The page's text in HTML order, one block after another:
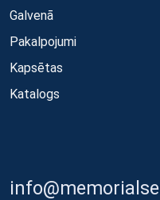
Galvenā
Pakalpojumi
Kapsētas
Katalogs